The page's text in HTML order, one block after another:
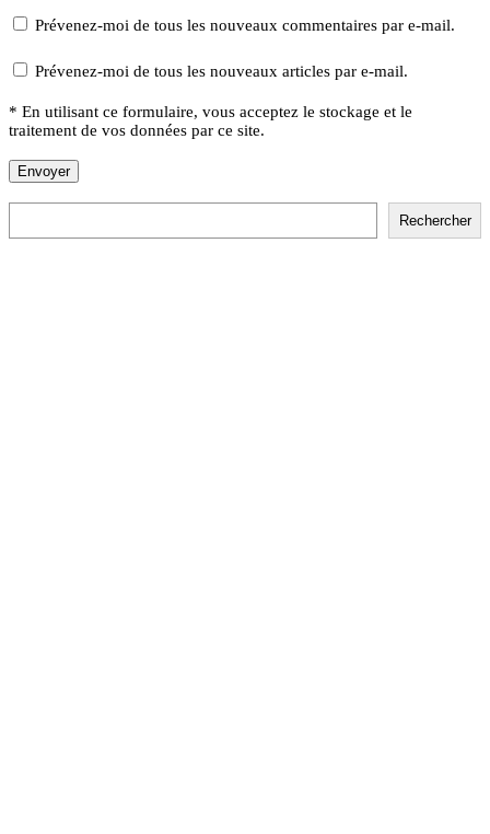
Prévenez-moi de tous les nouveaux commentaires par e-mail.
Prévenez-moi de tous les nouveaux articles par e-mail.
* En utilisant ce formulaire, vous acceptez le stockage et le
traitement de vos données par ce site.
Rechercher